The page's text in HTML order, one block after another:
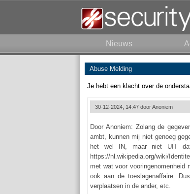
Nieuws
Abuse Melding
Je hebt een klacht over de
30-12-2024, 14:47 doorAnoniem
Door Anoniem: Zolang de
ambt, kunnen mij niet genoeg
het wel IN, maar niet UIT
https://nl.wikipedia.org/wiki/
met wat voor vooringenomenheid
ook aan de toeslagenaffaire.
verplaatsen in de ander, etc.